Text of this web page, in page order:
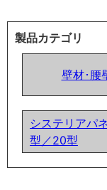
製品カテゴリ
壁材･腰
システリアパ
型／20型